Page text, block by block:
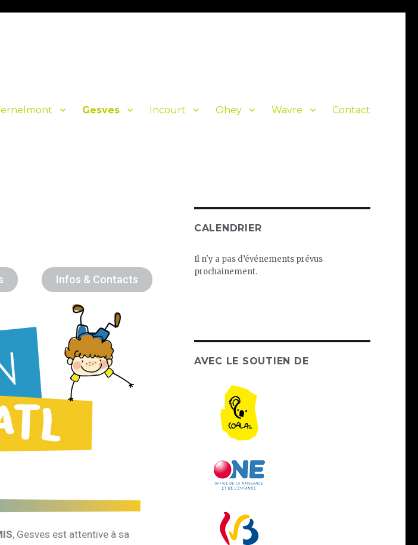
Gesves Incourt Ohey Wavre Contact
Infos & Contacts
, Gesves est attentive à sa
CALENDRIER
Il n'y a pas d’événements prévus
prochainement.
AVEC LE SOUTIEN DE